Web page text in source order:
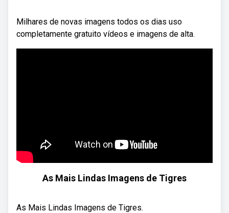
Milhares de novas imagens todos os dias uso
completamente gratuito vídeos e imagens de alta.
As Mais Lindas Imagens de Tigres
As Mais Lindas Imagens de Tigres.